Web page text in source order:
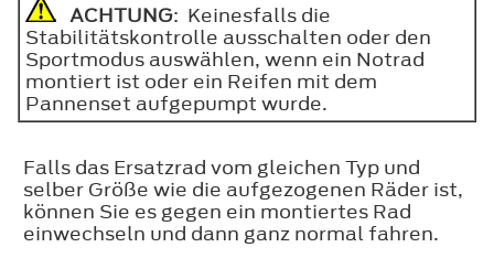
ACHTUNG: Keinesfalls die
Stabilitätskontrolle ausschalten oder den
Sportmodus auswählen, wenn ein Notrad
montiert ist oder ein Reifen mit dem
Pannenset aufgepumpt wurde.
Falls das Ersatzrad vom gleichen Typ und
selber Größe wie die aufgezogenen Räder ist,
können Sie es gegen ein montiertes Rad
einwechseln und dann ganz normal fahren.